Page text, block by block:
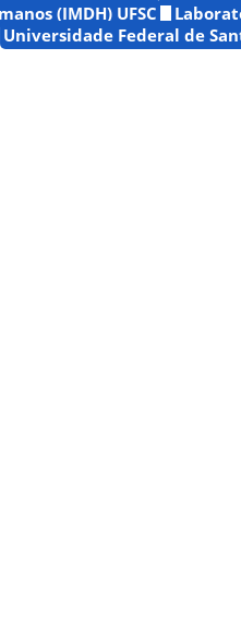
(IMDH) UFSC
Universidade Federal de